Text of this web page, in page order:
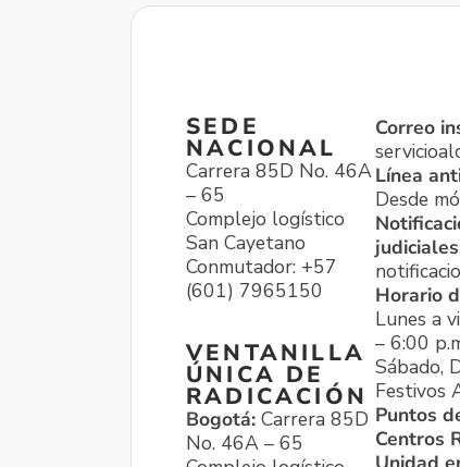
SEDE
NACIONAL
Carrera 85D No. 46A
– 65
Complejo logístico
San Cayetano
Conmutador: +57
(601) 7965150
VENTANILLA
ÚNICA DE
RADICACIÓN
Bogotá: Carrera 85D
No. 46A – 65
Correo
Línea
Desde
Horario
Lunes a
– 6:00
Sábado,
Festivos
Puntos
Centros